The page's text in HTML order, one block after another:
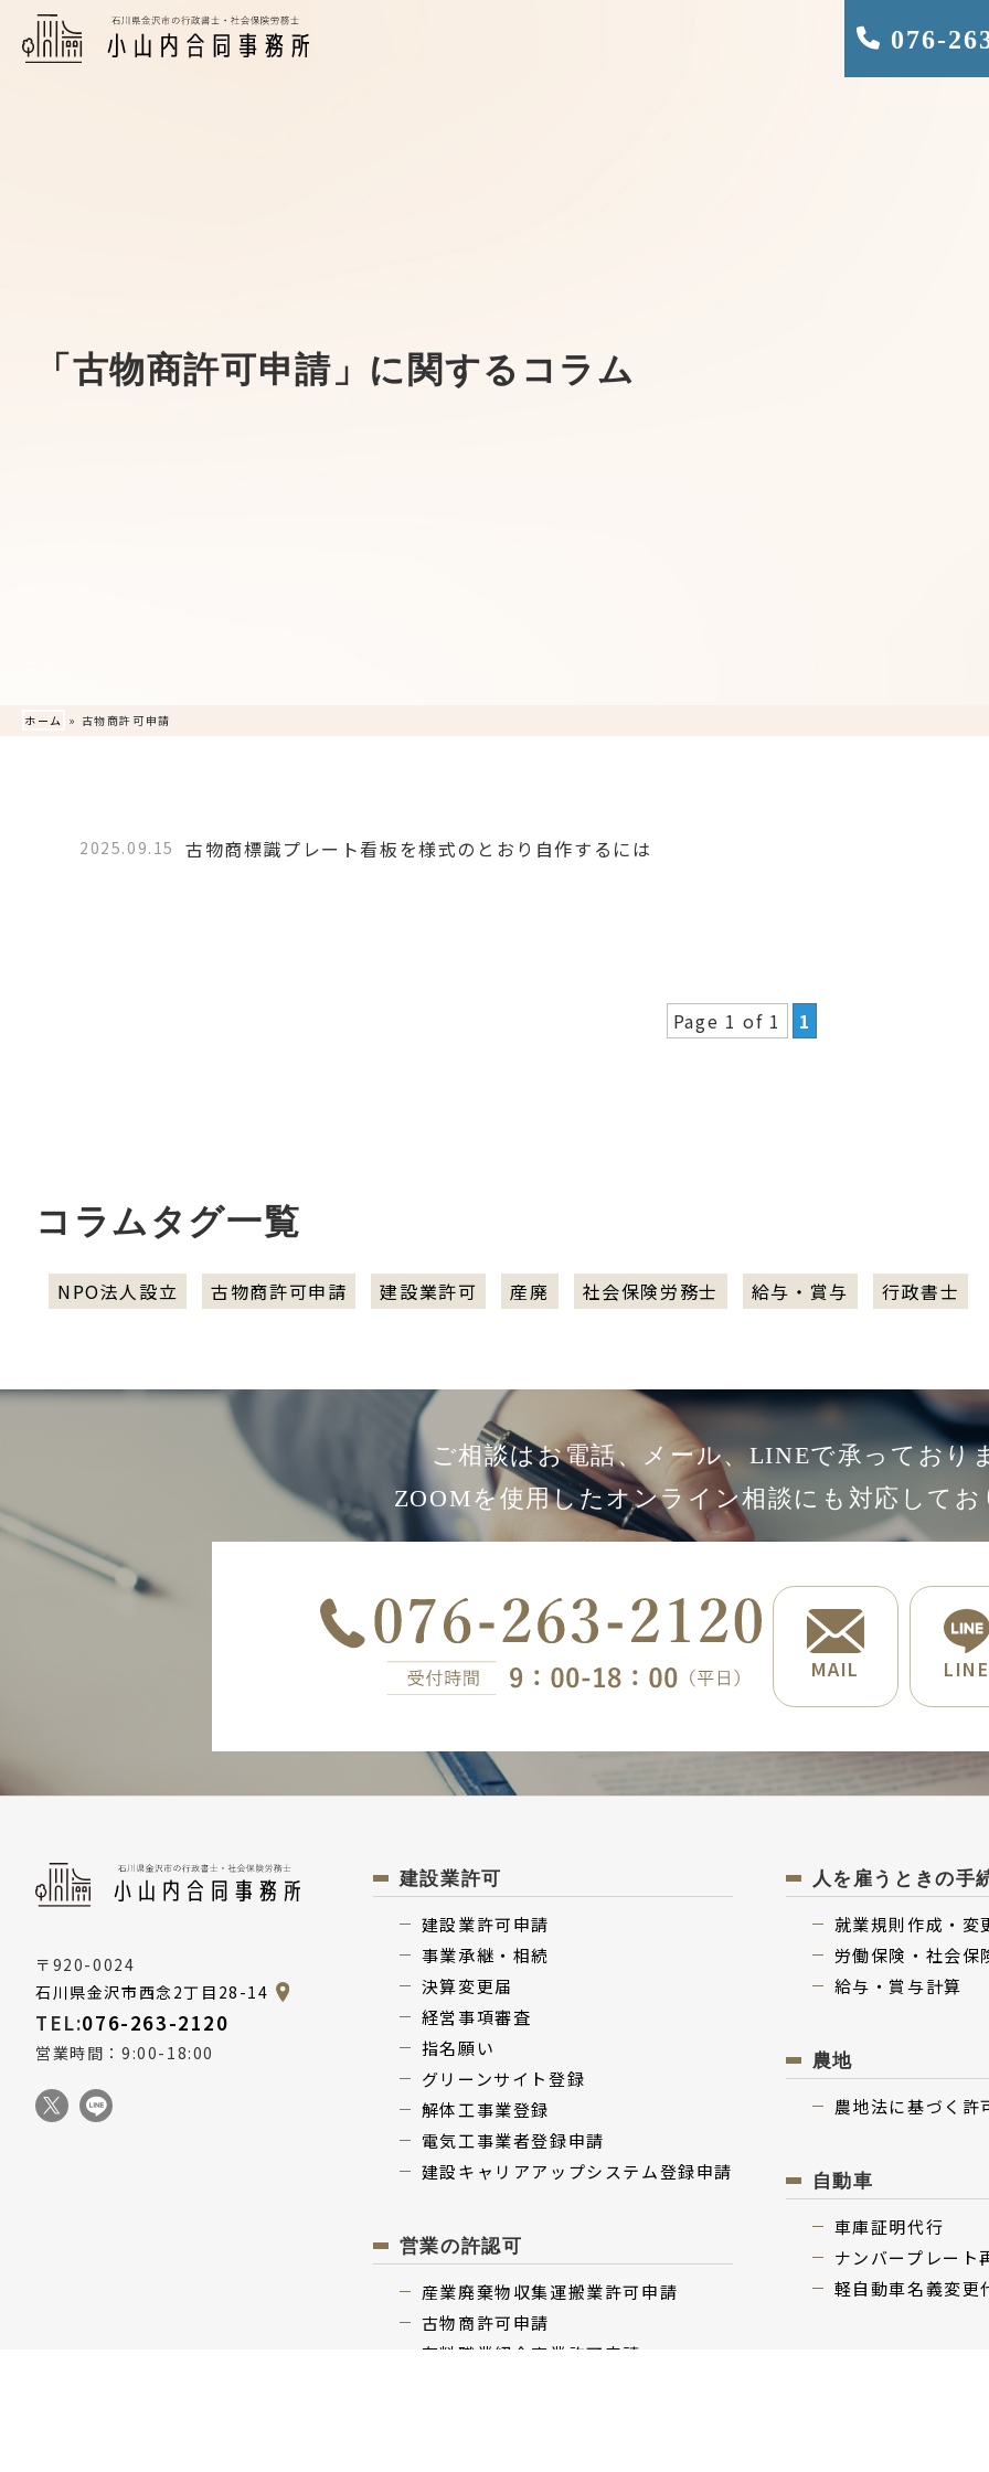
076-
「古物商許可申請」に関するコラム
ホーム » 古物商許可申請
2025.09.15 古物商標識プレート看板を様式のとおり自作するには
Page 1 of 1 1
コラムタグ一覧
NPO法人設立 古物商許可申請 建設業許可 産廃 社会保険労務士 給与・賞与 行政書士
ご相談はお電話、メール、LINEで承っており
ZOOMを使用したオンライン相談にも対応して
MAIL LINE
〒920-0024
石川県金沢市西念2丁目28-14
TEL:076-263-2120
営業時間：9:00-18:00
建設業許可
建設業許可申請
事業承継・相続
決算変更届
経営事項審査
指名願い
グリーンサイト登録
解体⼯事業登録
電気⼯事業者登録申請
建設キャリアアップシステム登録申請
営業の許認可
産業廃棄物収集運搬業許可申請
古物商許可申請
有料職業紹介事業許可申請
人を雇うときの手
就業規則作成・変
労働保険・社会保
給与・賞与計算
農地
農地法に基づく許
⾃動⾞
⾞庫証明代行
ナンバープレート
軽⾃動⾞名義変更